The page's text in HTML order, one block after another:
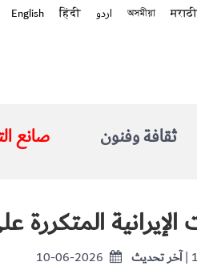
English हिंदी اردو অসমীয়া मराठी
صانع ثقافة وفنون
المتكررة
10-06-2026 آخر تحديث|